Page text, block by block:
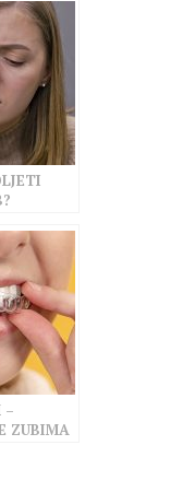
–
ZUBIMA